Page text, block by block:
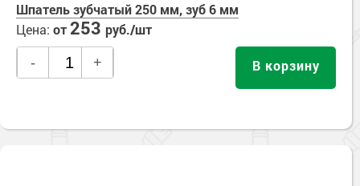
Шпатель зубчатый 250 мм, зуб 6 мм
Цена: от253 руб./шт
- + В корзину